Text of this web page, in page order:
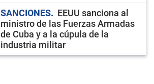
SANCIONES
EEUU sanciona al
ministro de las Fuerzas Armadas
de Cuba y a la cúpula de la
industria militar